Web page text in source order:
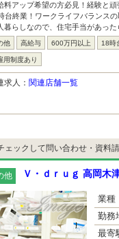
料アップ希望の方必見！経験と
台終業！ワークライフバランス
暮らしなので、住宅手当があった
他 高給与 600万円以上 18時
用制度あり
求人： 関連店舗一覧
ェックして問い合わせ・資料
他 Ｖ・ｄｒｕｇ 高岡木
業種
勤務
最寄